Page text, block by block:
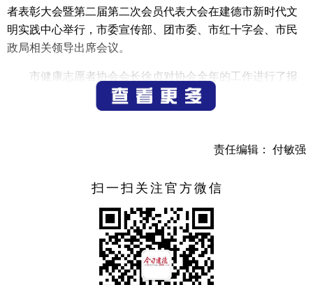
者表彰大会暨第二届第二次会员代表大会在建德市新时代文
明实践中心举行，市委宣传部、团市委、市红十字会、市民
政局相关领导出席会议。
市健康志愿者协会会长徐贞对协会全年的工作进行了报
告，在新冠疫情的考验下，协会圆满的完成了全年的任务，
包括文明城市创建、医疗救护、公益活动等等，还积极参与
责任编辑： 付敏强
扫一扫关注官方微信